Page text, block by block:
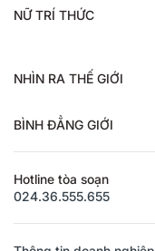
NỮ TRÍ THỨC
NHÌN RA THẾ GIỚI
BÌNH ĐẲNG GIỚI
Hotline tòa soạn
024.36.555.655
Thông tin doanh nghiệp